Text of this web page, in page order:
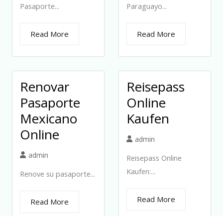
Pasaporte...
Read More
Paraguayo...
Read More
Renovar
Pasaporte
Mexicano
Online
admin
Renove su pasaporte...
Read More
Reisepass
Online
Kaufen
admin
Reisepass Online
Kaufen:...
Read More